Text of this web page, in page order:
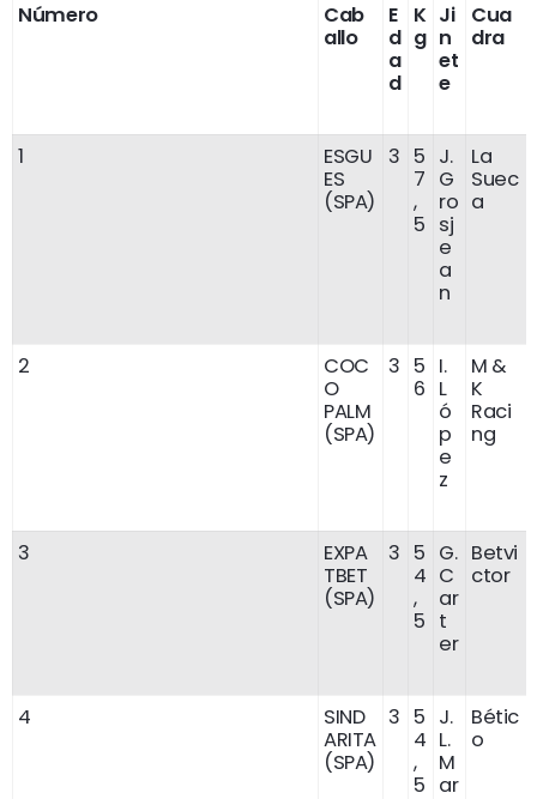
Número
Cab
allo
E
d
a
d
K
g
Ji
n
et
e
Cua
dra
1
ESGU
ES
(SPA)
3 5
7
,
5
J.
G
ro
sj
e
a
n
La
Suec
a
2
COC
O
PALM
(SPA)
3 5
6
I.
L
ó
p
e
z
M &
K
Raci
ng
3
EXPA
TBET
(SPA)
3 5
4
,
5
G.
C
ar
t
er
Betvi
ctor
4
SIND
ARITA
(SPA)
3 5
4
,
5
J.
L.
M
ar
Bétic
o